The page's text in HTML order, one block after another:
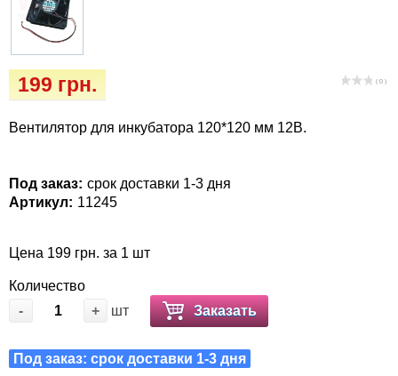
( 0 )
199 грн.
Вентилятор для инкубатора 120*120 мм 12В.
Под заказ: срок доставки 1-3 дня
Артикул: 11245
Цена 199 грн. за 1 шт
Количество
-
+ шт Заказать
Под заказ: срок доставки 1-3 дня
Інкубатори
Кігтіточки
Ласощі та корма
Vet Diet Canine Wet - ветеринарные диеты
для собак
Лежаки, будиночки, охолоджуючи
килимки
Миски, автогодівниці, поілки
Одяг та взуття